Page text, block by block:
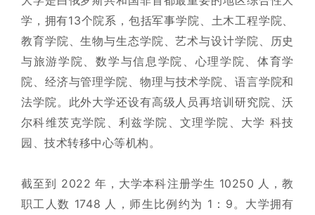
学，拥有13个院系，包括军事学院、土木工程学院、
教育学院、生物与生态学院、艺术与设计学院、历史
与旅游学院、数学与信息学院、心理学院、体育学
院、经济与管理学院、物理与技术学院、语言学院和
法学院。此外大学还设有高级人员再培训研究院、沃
尔科维茨克学院、利兹学院、文理学院、大学 科技
园、技术转移中心等机构。
截至到 2022 年，大学本科注册学生 10250 人，教
职工人数 1748 人，师生比例约为 1：9。大学拥有